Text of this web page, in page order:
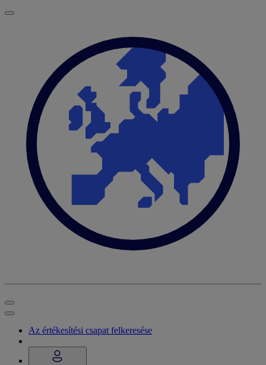
Az értékesítési csapat felkeresése